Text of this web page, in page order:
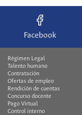
Facebook
Régimen Legal
Talento humano
Contratación
Ofertas de empleo
Rendición de cuentas
Concurso docente
Pago Virtual
Control interno